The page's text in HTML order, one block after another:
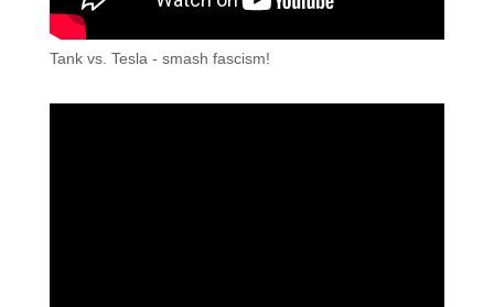
Tank vs. Tesla - smash fascism!